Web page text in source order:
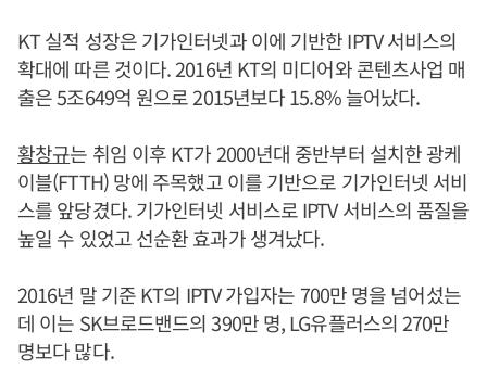
KT 실적 성장은 기가인터넷과 이에 기반한 IPTV 서비스의
확대에 따른 것이다. 2016년 KT의 미디어와 콘텐츠사업 매
출은 5조649억 원으로 2015년보다 15.8% 늘어났다.
황창규는 취임 이후 KT가 2000년대 중반부터 설치한 광케
이블(FTTH) 망에 주목했고 이를 기반으로 기가인터넷 서비
스를 앞당겼다. 기가인터넷 서비스로 IPTV 서비스의 품질을
높일 수 있었고 선순환 효과가 생겨났다.
2016년 말 기준 KT의 IPTV 가입자는 700만 명을 넘어섰는
데 이는 SK브로드밴드의 390만 명, LG유플러스의 270만
명보다 많다.